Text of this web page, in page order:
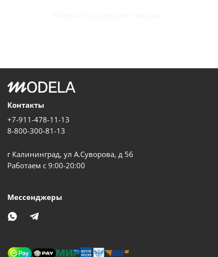
Контакты
+7-911-478-11-13
8-800-300-81-13
г Калининград, ул А.Суворова, д 56
Работаем с 9:00-20:00
Мессенджеры